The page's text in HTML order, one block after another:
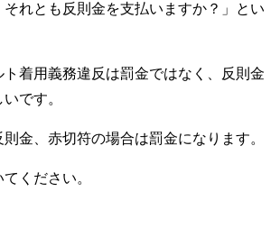
れとも反則金を支払いますか？」とい
着用義務違反は罰金ではなく、反則金
です。
金、赤切符の場合は罰金になります。
ください。